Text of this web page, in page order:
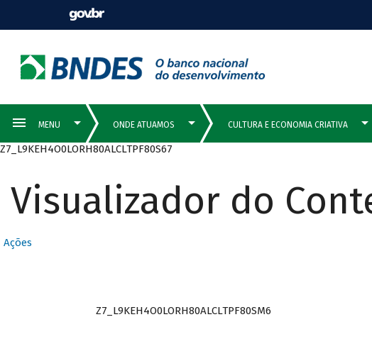
Z7_L9KEH4O0LORH80ALCLTPF80S67
Visualizador do
Ações
Z7_L9KEH4O0LORH80ALCLTPF80SM6